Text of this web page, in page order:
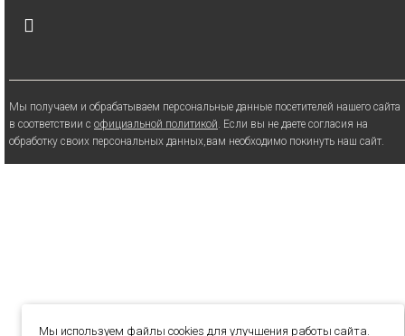
Мы получаем и обрабатываем персональные данные посетителей нашего сайта
в соответствии с официальной политикой. Если вы не даете согласия на
обработку своих персональных данных,вам необходимо покинуть наш сайт.
Мы используем файлы cookies для улучшения работы сайта.